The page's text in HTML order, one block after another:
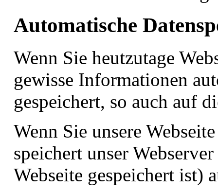
Automatische
Wenn Sie heutzutage
gewisse Informationen
gespeichert, so auch auf
Wenn Sie unsere
speichert unser
Webseite gespeichert ist)